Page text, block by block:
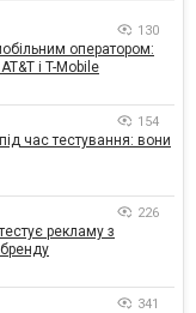
130
оператором:
і T-Mobile
154
час тестування: вони
226
рекламу з
341